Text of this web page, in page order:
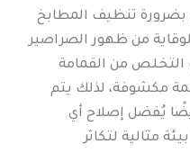
تنظيف المطابخ
من ظهور الصراصير
التخلص من القمامة
مكشوفة، لذلك يتم
يُفضل إصلاح أي
مثالية لتكاثر